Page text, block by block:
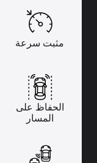
مثبت سرعة
الحفاظ على
المسار